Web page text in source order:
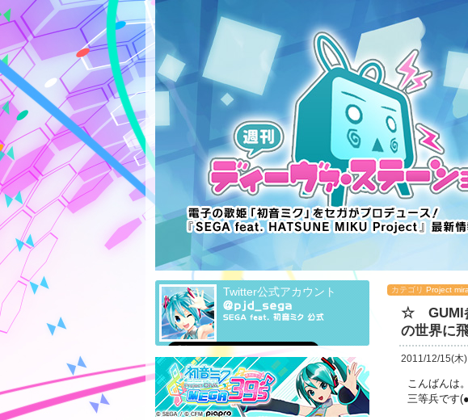
カテゴリ Project
☆ GUMI
の世界に
2011/12/15(木)
こんばんは。
三等兵です
Twitter公式アカウント